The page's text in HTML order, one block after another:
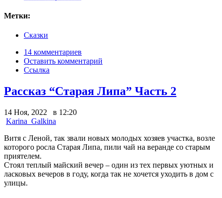
Метки:
Сказки
14 комментариев
Оставить комментарий
Ссылка
Рассказ “Старая Липа” Часть 2
14 Ноя, 2022 в 12:20
Karina_Galkina
Витя с Леной, так звали новых молодых хозяев участка, возле
которого росла Старая Липа, пили чай на веранде со старым
приятелем.
Стоял теплый майский вечер – один из тех первых уютных и
ласковых вечеров в году, когда так не хочется уходить в дом с
улицы.